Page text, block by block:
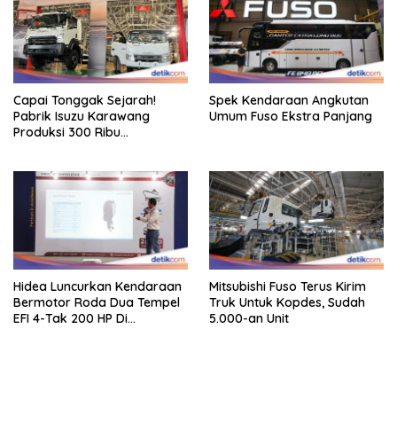
Capai Tonggak Sejarah!
Pabrik Isuzu Karawang
Produksi 300 Ribu
Spek Kendaraan Angkutan
Umum Fuso Ekstra Panjang
Hidea Luncurkan Kendaraan
Bermotor Roda Dua Tempel
EFI 4-Tak 200 HP Di
Mitsubishi Fuso Terus Kirim
Truk Untuk Kopdes, Sudah
5.000-an Unit